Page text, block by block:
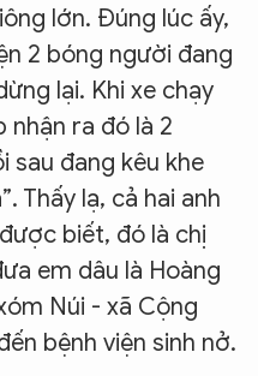
lớn. Đúng lúc ấy,
2 bóng người đang
lại. Khi xe chạy
nhận ra đó là 2
sau đang kêu khe
Thấy lạ, cả hai anh
biết, đó là chị
em dâu là Hoàng
Núi - xã Cộng
bệnh viện sinh nở.